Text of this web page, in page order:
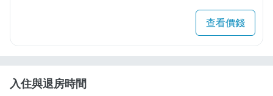
查看價錢
入住與退房時間